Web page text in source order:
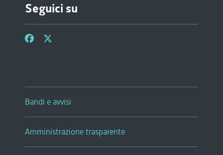
Seguici su
Bandi e avvisi
Amministrazione trasparente